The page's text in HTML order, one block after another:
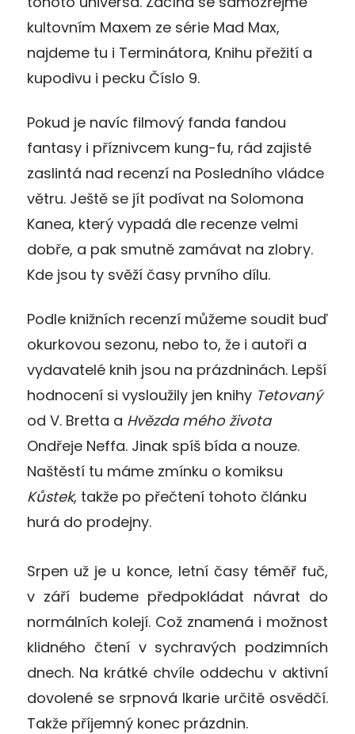
kultovním Maxem ze série Mad Max,
najdeme tu i Terminátora, Knihu přežití a
kupodivu i pecku Číslo 9.
Pokud je navíc filmový fanda fandou
fantasy i příznivcem kung-fu, rád zajisté
zaslintá nad recenzí na Posledního vládce
větru. Ještě se jít podívat na Solomona
Kanea, který vypadá dle recenze velmi
dobře, a pak smutně zamávat na zlobry.
Kde jsou ty svěží časy prvního dílu.
Podle knižních recenzí můžeme soudit buď
okurkovou sezonu, nebo to, že i autoři a
vydavatelé knih jsou na prázdninách. Lepší
hodnocení si vysloužily jen knihy Tetovaný
od V. Bretta a Hvězda mého života
Ondřeje Neffa. Jinak spíš bída a nouze.
Naštěstí tu máme zmínku o komiksu
Kůstek, takže po přečtení tohoto článku
hurá do prodejny.
Srpen už je u konce, letní časy téměř fuč,
v září budeme předpokládat návrat do
normálních kolejí. Což znamená i možnost
klidného čtení v sychravých podzimních
dnech. Na krátké chvíle oddechu v aktivní
dovolené se srpnová Ikarie určitě osvědčí.
Takže příjemný konec prázdnin.